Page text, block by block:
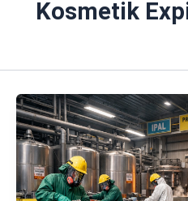
Kosmetik